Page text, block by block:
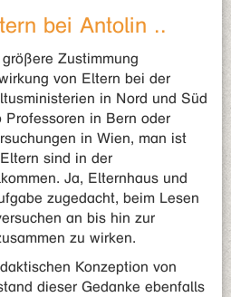
bei Antolin ..
Zustimmung
von Eltern bei der
in Nord und Süd
in Bern oder
in Wien, man ist
sind in der
Ja, Elternhaus und
zugedacht, beim Lesen
an bis hin zur
zu wirken.
Konzeption von
dieser Gedanke ebenfalls